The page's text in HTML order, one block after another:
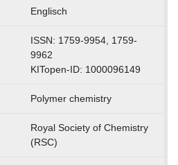
Englisch
ISSN: 1759-9954, 1759-
9962
KITopen-ID: 1000096149
Polymer chemistry
Royal Society of Chemistry
(RSC)